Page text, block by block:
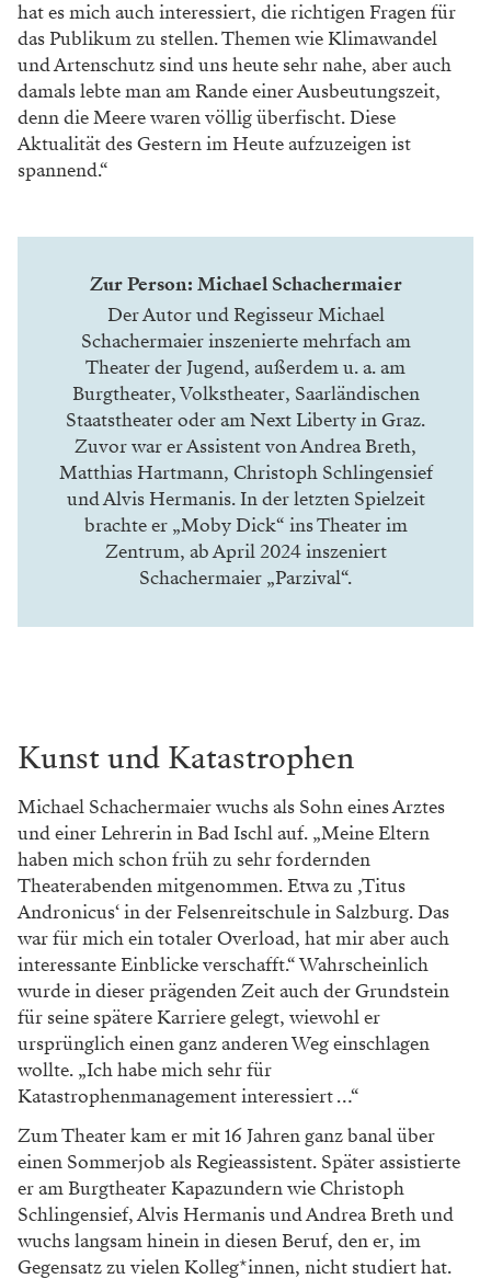
hat es mich auch interessiert, die richtigen Fragen für
das Publikum zu stellen. Themen wie Klimawandel
und Artenschutz sind uns heute sehr nahe, aber auch
damals lebte man am Rande einer Ausbeutungszeit,
denn die Meere waren völlig überfischt. Diese
Aktualität des Gestern im Heute aufzuzeigen ist
spannend.“
Zur Person: Michael Schachermaier
Der Autor und Regisseur Michael
Schachermaier inszenierte mehrfach am
Theater der Jugend, außerdem u. a. am
Burgtheater, Volkstheater, Saarländischen
Staatstheater oder am Next Liberty in Graz.
Zuvor war er Assistent von Andrea Breth,
Matthias Hartmann, Christoph Schlingensief
und Alvis Hermanis. In der letzten Spielzeit
brachte er „Moby Dick“ ins Theater im
Zentrum, ab April 2024 inszeniert
Schachermaier „Parzival“.
Kunst und Katastrophen
Michael Schachermaier wuchs als Sohn eines Arztes
und einer Lehrerin in Bad Ischl auf. „Meine Eltern
haben mich schon früh zu sehr fordernden
Theaterabenden mitgenommen. Etwa zu ‚Titus
Andronicus‘ in der Felsenreitschule in Salzburg. Das
war für mich ein totaler Overload, hat mir aber auch
interessante Einblicke verschafft.“ Wahrscheinlich
wurde in dieser prägenden Zeit auch der Grundstein
für seine spätere Karriere gelegt, wiewohl er
ursprünglich einen ganz anderen Weg einschlagen
wollte. „Ich habe mich sehr für
Katastrophenmanagement interessiert …“
Zum Theater kam er mit 16 Jahren ganz banal über
einen Sommerjob als Regieassistent. Später assistierte
er am Burgtheater Kapazundern wie Christoph
Schlingensief, Alvis Hermanis und Andrea Breth und
wuchs langsam hinein in diesen Beruf, den er, im
Gegensatz zu vielen Kolleg*innen, nicht studiert hat.